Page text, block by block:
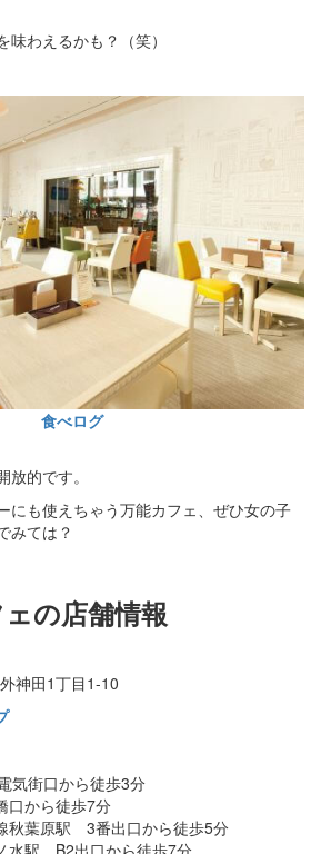
わえるかも？（笑）
食べログ
的です。
にも使えちゃう万能カフェ、ぜひ女の子
みては？
の店舗情報
神田1丁目1-10
気街口から徒歩3分
から徒歩7分
秋葉原駅 3番出口から徒歩5分
水駅 B2出口から徒歩7分